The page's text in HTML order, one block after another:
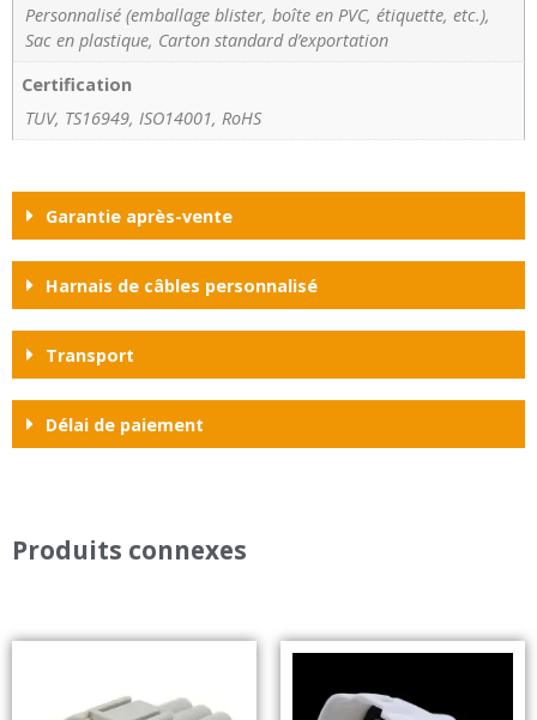
Personnalisé (emballage blister, boîte en PVC, étiquette, etc.),
Sac en plastique, Carton standard d’exportation
Certification
TUV, TS16949, ISO14001, RoHS
Garantie après-vente
Harnais de câbles personnalisé
Transport
Délai de paiement
Produits connexes